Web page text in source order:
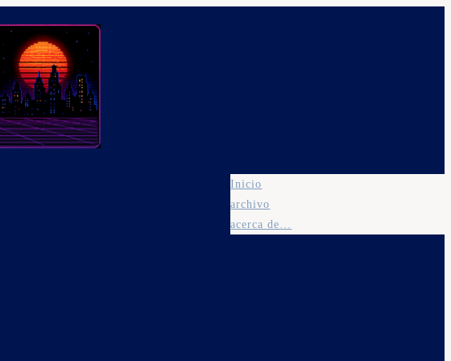
Inicio
archivo
acerca de…